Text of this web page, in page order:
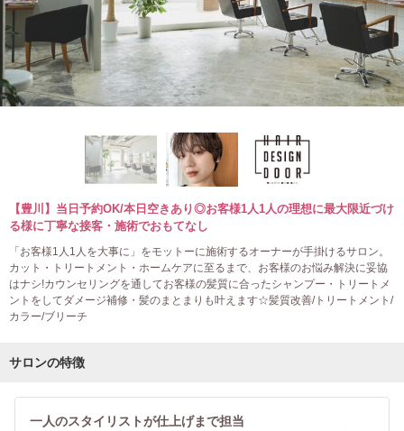
【豊川】当日予約OK/本日空きあり◎お客様1人1人の理想に最大限近づけ
る様に丁寧な接客・施術でおもてなし
「お客様1人1人を大事に」をモットーに施術するオーナーが手掛けるサロン。
カット・トリートメント・ホームケアに至るまで、お客様のお悩み解決に妥協
はナシ!カウンセリングを通してお客様の髪質に合ったシャンプー・トリートメ
ントをしてダメージ補修・髪のまとまりも叶えます☆髪質改善/トリートメント/
カラー/ブリーチ
サロンの特徴
一人のスタイリストが仕上げまで担当